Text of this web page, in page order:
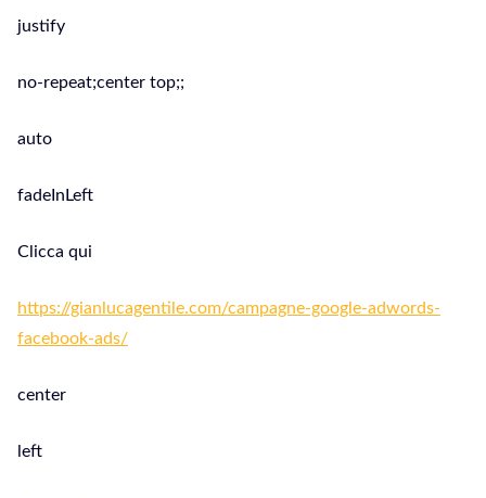
justify
no-repeat;center top;;
auto
fadeInLeft
Clicca qui
https://gianlucagentile.com/campagne-google-adwords-
facebook-ads/
center
left